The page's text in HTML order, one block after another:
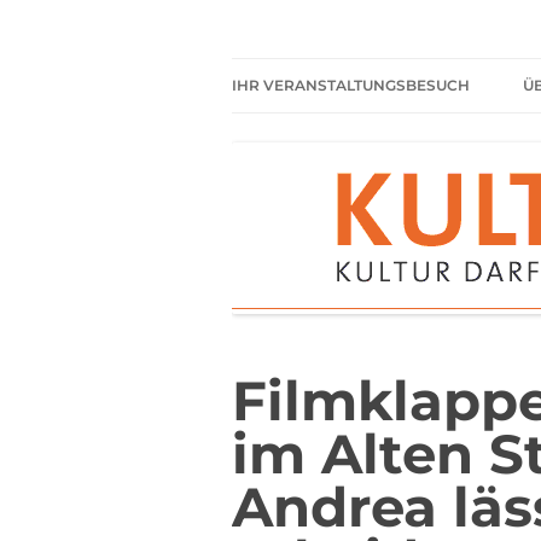
IHR VERANSTALTUNGSBESUCH
HIER HABEN SIE IMMER
FREIEN EINTRITT
SHARED READING
REGELN FÜR KULTURPARKETT
im Alten
Andrea